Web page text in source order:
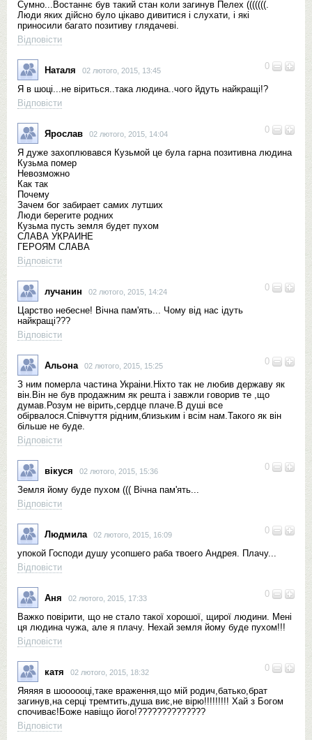
Сумно...Востаннє був такий стан коли загинув Пелех (((((((.
Люди яких дійсно було цікаво дивитися і слухати, і які
приносили багато позитиву глядачеві.
Відповісти
0
Наталя 02 лютого, 2015, 13:45
Я в шоці...не віриться..така людина..чого йдуть найкращі!?
Відповісти
0
Ярослав 02 лютого, 2015, 14:04
Я дуже захоплювався Кузьмой це була гарна позитивна людина
Кузьма помер
Невозможно
Как так
Почему
Зачем бог забирает самих лутших
Люди берегите родних
Кузьма пусть земля будет пухом
СЛАВА УКРАИНЕ
ГЕРОЯМ СЛАВА
Відповісти
0
лучанин 02 лютого, 2015, 14:24
Царство небесне! Вічна пам'ять... Чому від нас ідуть
найкращі???
Відповісти
0
Альона 02 лютого, 2015, 15:25
З ним померла частина Украіни.Ніхто так не любив державу як
він.Він не був продажним як решта і завжли говорив те ,що
думав.Розум не вірить,сердце плаче.В душі все
обірвалося.Співчуття рідним,близьким і всім нам.Такого як він
більше не буде.
Відповісти
0
вікуся 02 лютого, 2015, 15:36
Земля йому буде пухом ((( Вічна пам'ять...
Відповісти
0
Людмила 02 лютого, 2015, 16:09
упокой Господи душу усопшего раба твоего Андрея. Плачу...
Відповісти
0
Аня 02 лютого, 2015, 17:33
Важко повірити, що не стало такої хорошої, щирої людини. Мені
ця людина чужа, але я плачу. Нехай земля йому буде пухом!!!
Відповісти
0
катя 02 лютого, 2015, 18:32
Яяяяя в шоооооці,таке враження,що мій родич,батько,брат
загинув,на серці тремтить,душа виє,не вірю!!!!!!!!! Хай з Богом
спочиває!Боже навіщо його!??????????????
Відповісти